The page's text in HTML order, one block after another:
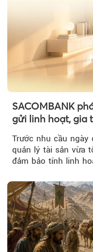
SACOMBANK
gửi linh hoạt, gia
Trước nhu cầu ngày
quản lý tài sản vừa
đảm bảo tính linh